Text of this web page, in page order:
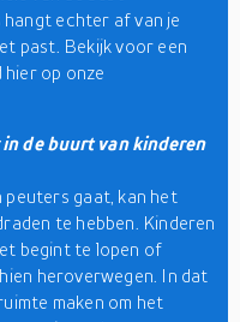
echter af van je
past. Bekijk voor een
op onze
de buurt van kinderen
peuters gaat, kan het
te hebben. Kinderen
begint te lopen of
heroverwegen. In dat
maken om het